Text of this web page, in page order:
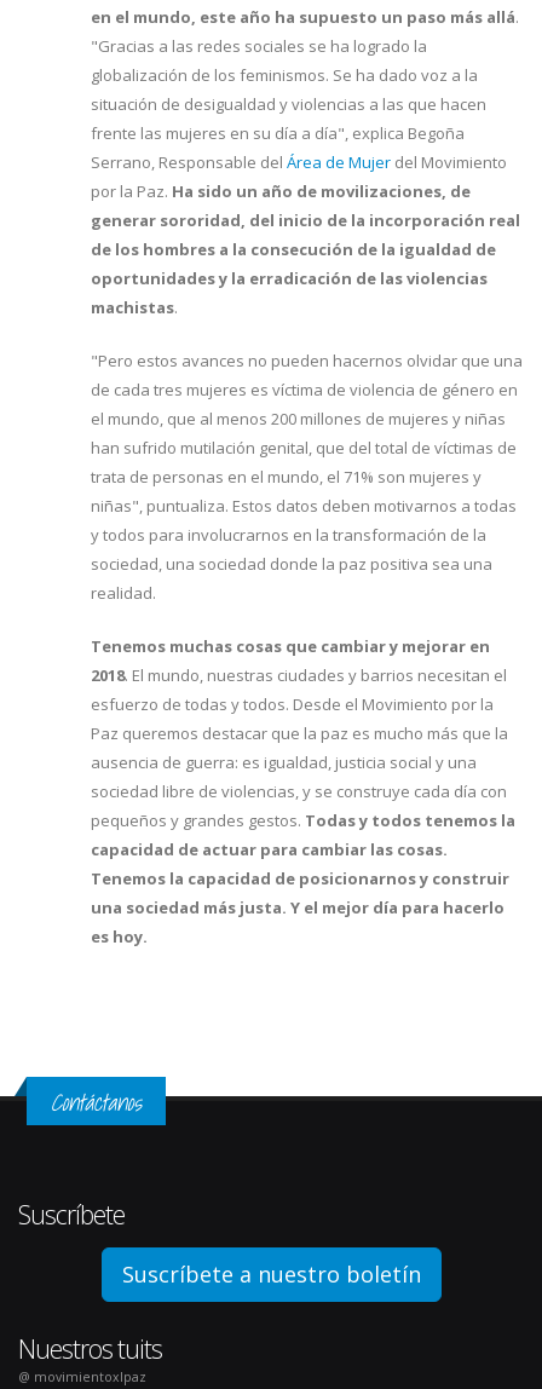
en el mundo, este año ha supuesto un paso más allá.
"Gracias a las redes sociales se ha logrado la
globalización de los feminismos. Se ha dado voz a la
situación de desigualdad y violencias a las que hacen
frente las mujeres en su día a día", explica Begoña
Serrano, Responsable del Área de Mujer del Movimiento
por la Paz. Ha sido un año de movilizaciones, de
generar sororidad, del inicio de la incorporación real
de los hombres a la consecución de la igualdad de
oportunidades y la erradicación de las violencias
machistas.
"Pero estos avances no pueden hacernos olvidar que una
de cada tres mujeres es víctima de violencia de género en
el mundo, que al menos 200 millones de mujeres y niñas
han sufrido mutilación genital, que del total de víctimas de
trata de personas en el mundo, el 71% son mujeres y
niñas", puntualiza. Estos datos deben motivarnos a todas
y todos para involucrarnos en la transformación de la
sociedad, una sociedad donde la paz positiva sea una
realidad.
Tenemos muchas cosas que cambiar y mejorar en
2018. El mundo, nuestras ciudades y barrios necesitan el
esfuerzo de todas y todos. Desde el Movimiento por la
Paz queremos destacar que la paz es mucho más que la
ausencia de guerra: es igualdad, justicia social y una
sociedad libre de violencias, y se construye cada día con
pequeños y grandes gestos. Todas y todos tenemos la
capacidad de actuar para cambiar las cosas.
Tenemos la capacidad de posicionarnos y construir
una sociedad más justa. Y el mejor día para hacerlo
es hoy.
Contáctanos
Suscríbete
Suscríbete a nuestro boletín
Nuestros tuits
@ movimientoxlpaz